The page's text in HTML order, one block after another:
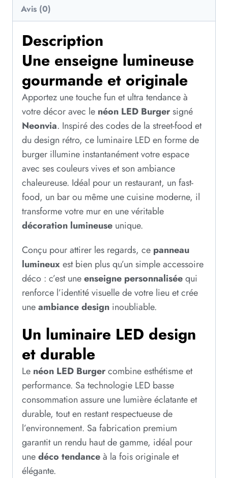
Avis (0)
Description
Une enseigne lumineuse
gourmande et originale
Apportez une touche fun et ultra tendance à
votre décor avec le néon LED Burgersigné
Neonvia. Inspiré des codes de la street-food et
du design rétro, ce luminaire LED en forme de
burger illumine instantanément votre espace
avec ses couleurs vives et son ambiance
chaleureuse. Idéal pour un restaurant, un fast-
food, un bar ou même une cuisine moderne, il
transforme votre mur en une véritable
décoration lumineuse unique.
Conçu pour attirer les regards, ce panneau
lumineuxest bien plus qu’un simple accessoire
déco : c’est uneenseigne personnaliséequi
renforce l’identité visuelle de votre lieu et crée
uneambiance design inoubliable.
Un luminaire LED design
et durable
Le néon LED Burgercombine esthétisme et
performance. Sa technologie LED basse
consommation assure une lumière éclatante et
durable, tout en restant respectueuse de
l’environnement. Sa fabrication premium
garantit un rendu haut de gamme, idéal pour
unedéco tendanceà la fois originale et
élégante.